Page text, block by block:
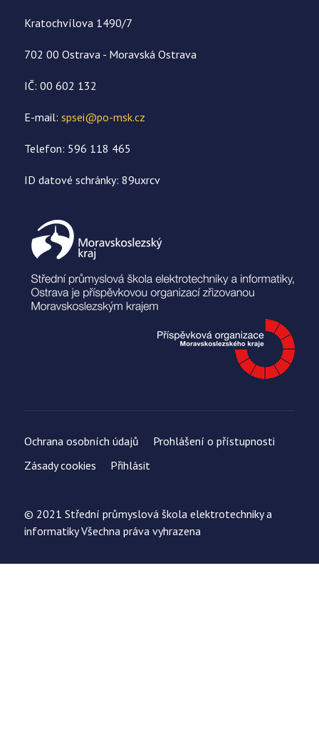
Kratochvílova 1490/7
702 00 Ostrava - Moravská Ostrava
IČ: 00 602 132
E-mail: spsei@po-msk.cz
Telefon: 596 118 465
ID datové schránky: 89uxrcv
Ochrana osobních údajů
Prohlášení o přístupnosti
Zásady cookies
Přihlásit
© 2021 Střední průmyslová škola elektrotechniky a
informatiky Všechna práva vyhrazena